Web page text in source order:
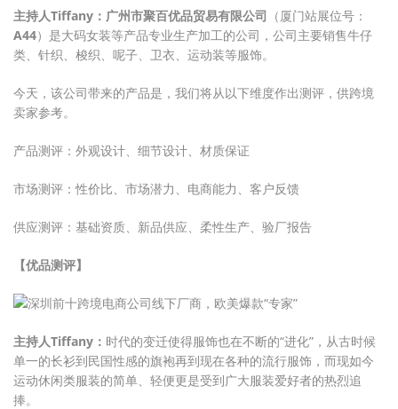
主持人Tiffany：广州市聚百优品贸易有限公司 （厦门站展位号：
A44）是大码女装等产品专业生产加工的公司，公司主要销售牛仔
类、针织、梭织、呢子、卫衣、运动装等服饰。
今天，该公司带来的产品是，我们将从以下维度作出测评，供跨境
卖家参考。
产品测评：外观设计、细节设计、材质保证
市场测评：性价比、市场潜力、电商能力、客户反馈
供应测评：基础资质、新品供应、柔性生产、验厂报告
【优品测评】
主持人Tiffany： 时代的变迁使得服饰也在不断的“进化”，从古时候
单一的长衫到民国性感的旗袍再到现在各种的流行服饰，而现如今
运动休闲类服装的简单、轻便更是受到广大服装爱好者的热烈追
捧。